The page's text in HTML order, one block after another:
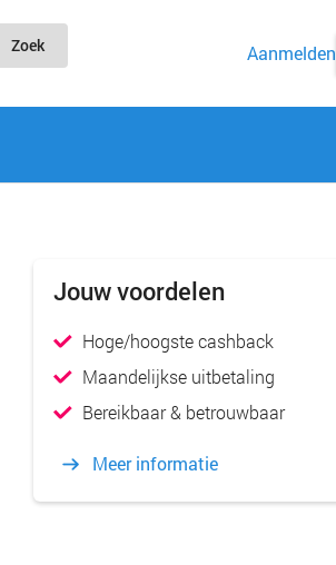
Zoek
Aanmelden
Jouw voordelen
Hoge/hoogste cashback
Maandelijkse uitbetaling
Bereikbaar & betrouwbaar
Meer informatie